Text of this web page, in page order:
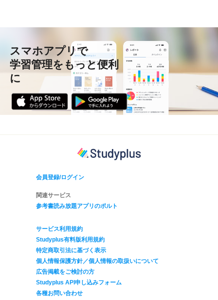
スマホアプリで
学習管理をもっと便利
に
会員登録/ログイン
関連サービス
参考書読み放題アプリのポルト
サービス利用規約
Studyplus有料版利用規約
特定商取引法に基づく表示
個人情報保護方針／個人情報の取扱いについて
広告掲載をご検討の方
Studyplus API申し込みフォーム
各種お問い合わせ